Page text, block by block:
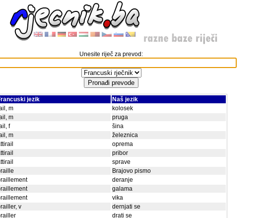
Unesite riječ za prevod:
jezik
Naš jezik
m
kolosek
m
pruga
f
šina
m
železnica
oprema
pribor
sprave
Brajovo pismo
deranje
galama
vika
v
dernjati se
drati se